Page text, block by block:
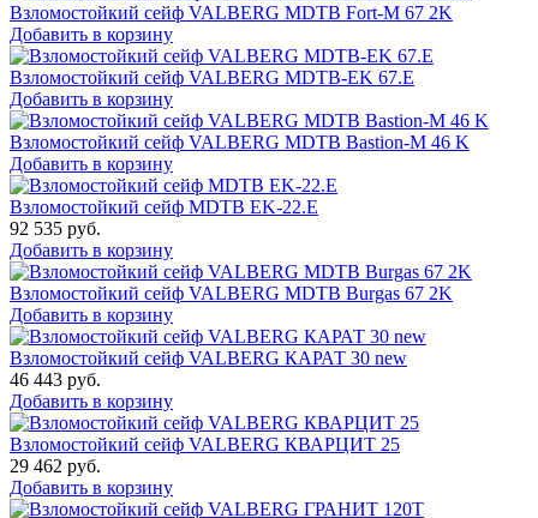
Взломостойкий сейф VALBERG MDTB Fort-M 67 2K
Добавить в корзину
Взломостойкий сейф VALBERG MDTB-EK 67.E
Добавить в корзину
Взломостойкий сейф VALBERG MDTB Bastion-M 46 K
Добавить в корзину
Взломостойкий сейф MDTB EK-22.E
92 535 руб.
Добавить в корзину
Взломостойкий сейф VALBERG MDTB Burgas 67 2K
Добавить в корзину
Взломостойкий сейф VALBERG КАРАТ 30 new
46 443 руб.
Добавить в корзину
Взломостойкий сейф VALBERG КВАРЦИТ 25
29 462 руб.
Добавить в корзину